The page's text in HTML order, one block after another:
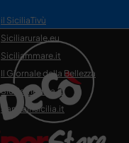
il SiciliaTivù
Siciliarurale.eu
Siciliammare.it
Il Giornale della Bellezza
Siciliamedica.it
Sanitainsicilia.it